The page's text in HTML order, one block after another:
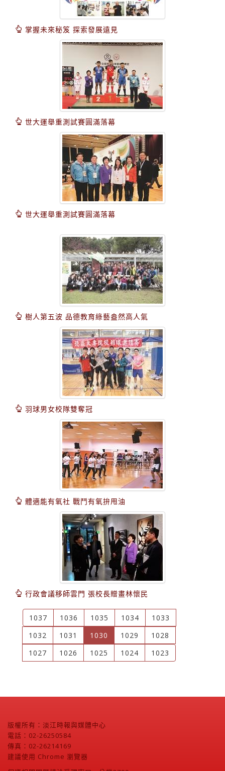
掌握未來秘笈 探索發展遠見
世大運舉重測試賽圓滿落幕
世大運舉重測試賽圓滿落幕
樹人第五波 品德教育綠藝盎然高人氣
羽球男女校隊雙奪冠
體適能有氧社 戰鬥有氧拚甩油
行政會議移師雲門 張校長贈畫林懷民
1037 1036 1035 1034
1033
1032
1031 1030 (current)
1029
1028
1027
1026 1025 1024 1023
版權所有：淡江時報與媒體中心
電話：02-26250584
傳真：02-26214169
建議使用 Chrome 瀏覽器